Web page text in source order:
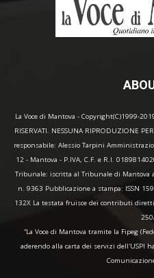
La Voce di Mantova - Copyright(C)1999-
RISERVATI. NESSUNA RIPRODUZIONE
responsabile: Alessio Tarpini
12 - Mantova - P.IVA, C.F. e R.I.
Tribunale: iscritta al Tribunale di Mantova
n. 9363 Pubblicazione a stampa: ISSN
132X La testata fruisce dei contributi
“La Voce di Mantova tramite la Fipeg
aderendo alla carta dei servizi dell'USPI